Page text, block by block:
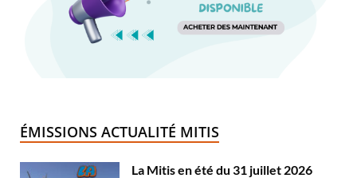
ÉMISSIONS ACTUALITÉ MITIS
La Mitis en été du 31 juillet 2026